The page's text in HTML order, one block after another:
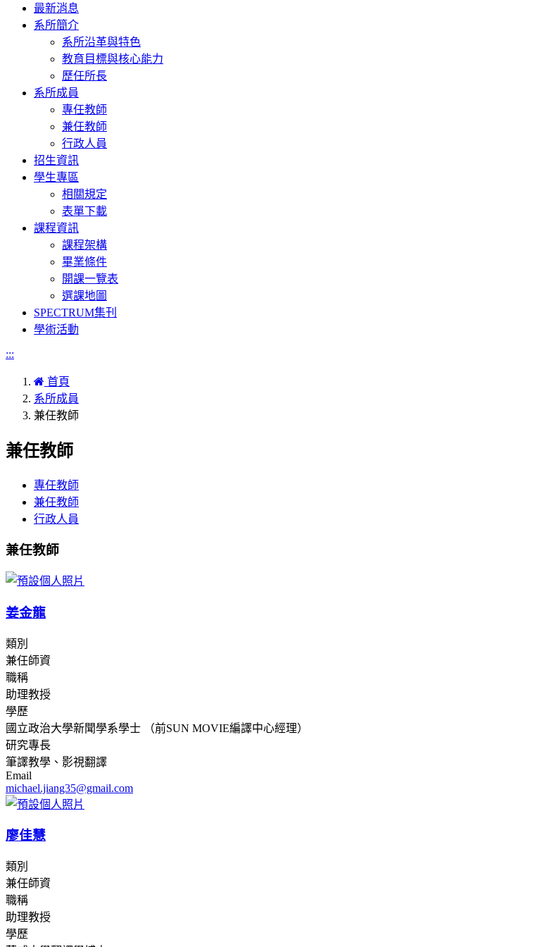
Toggle
navigation
最新消息
系所簡介
系所沿革與特色
教育目標與核心能力
歷任所長
系所成員
專任教師
兼任教師
行政人員
招生資訊
學生專區
相關規定
表單下載
課程資訊
課程架構
畢業條件
開課一覽表
選課地圖
SPECTRUM集刊
學術活動
:::
首頁
系所成員
兼任教師
兼任教師
專任教師
兼任教師
行政人員
兼任教師
姜金龍
類別
兼任師資
職稱
助理教授
學歷
國立政治大學新聞學系學士 （前SUN MOVIE編譯中心經理）
研究專長
筆譯教學、影視翻譯
Email
michael.jiang35@gmail.com
廖佳慧
類別
兼任師資
職稱
助理教授
學歷